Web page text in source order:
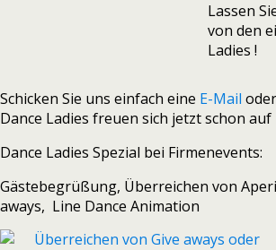
Lassen
von den
Ladies !
Schicken Sie uns einfach eine E-Mail
Dance Ladies freuen sich jetzt schon
Dance Ladies Spezial bei Firmenevents:
Gästebegrüßung, Überreichen von
aways, Line Dance Animation